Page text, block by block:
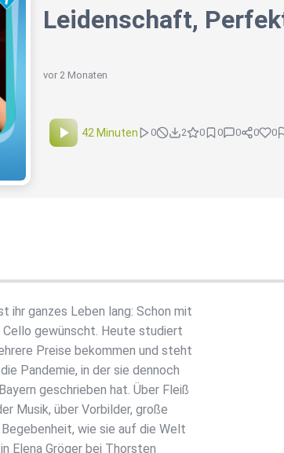
Leidenschaft,
vor 2 Monaten
42 Minuten 0 2 0 0 0 0 0
ihr ganzes Leben lang: Schon mit
gewünscht. Heute studiert
Preise bekommen und steht
Pandemie, in der sie dennoch
geschrieben hat. Über Fleiß
Musik, über Vorbilder, große
wie sie auf die Welt
Elena Gröger bei Thorsten